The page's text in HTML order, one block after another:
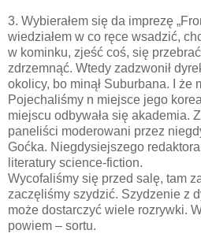
3. Wybierałem się da imprezę
wiedziałem w co ręce wsadzić,
w kominku, zjeść coś, się
zdrzemnąć. Wtedy zadzwonił
okolicy, bo minął Suburbana. I że
Pojechaliśmy n miejsce jego
miejscu odbywała się akademia.
paneliści moderowani przez
Goćka. Niegdysiejszego
literatury science-fiction.
Wycofaliśmy się przed salę, tam
zaczęliśmy szydzić. Szydzenie z
może dostarczyć wiele rozrywki.
powiem – sortu.